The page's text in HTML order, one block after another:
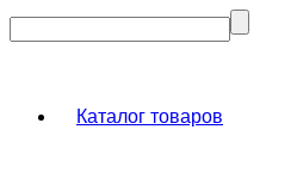
Каталог товаров